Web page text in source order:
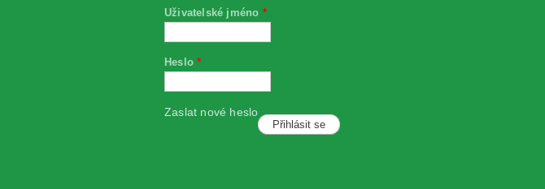
Uživatelské jméno *
Heslo*
Zaslat nové heslo